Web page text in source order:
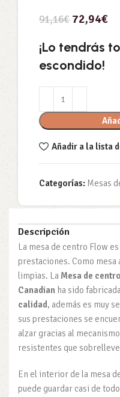
91,16€ 72,94€
¡Lo tendrás
escondido!
Añadir a la lista
Categorías: Mesas
Descripción
La mesa de centro Flow
prestaciones. Como mesa
limpias. La Mesa de
Canadian ha sido
calidad, además es muy
sus prestaciones se
alzar gracias al
resistentes que
En el interior de la mesa
puede guardar casi de